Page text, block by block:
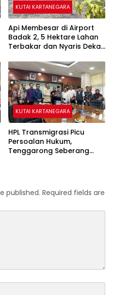
KUTAI KARTANEGARA
Api Membesar di Airport
Badak 2, 5 Hektare Lahan
Terbakar dan Nyaris Dekati
KUTAI KARTANEGARA
HPL Transmigrasi Picu
Persoalan Hukum,
Tenggarong Seberang
published. Required fields are